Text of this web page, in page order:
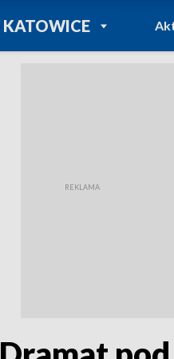
KATOWICEPOWRÓT DO
TVP REGIONY